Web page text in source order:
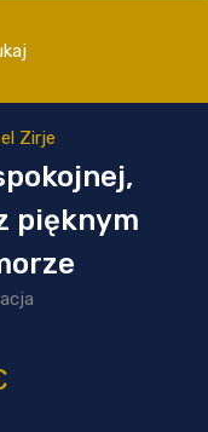
Zirje
pięknym